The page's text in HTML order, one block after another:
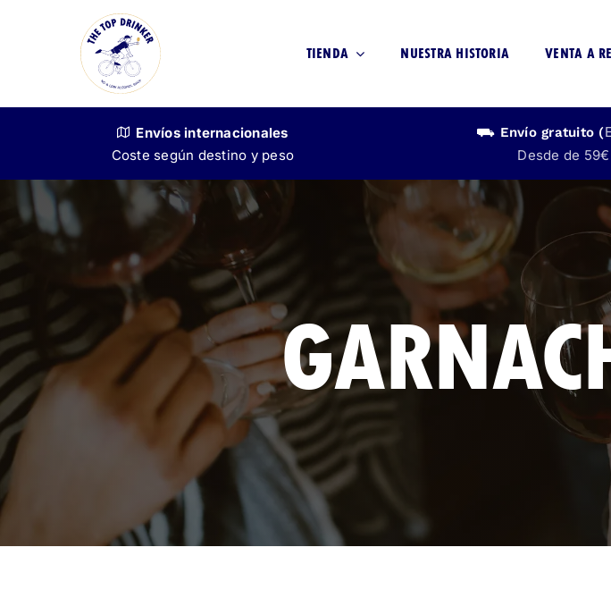
TIENDA
VINO
SIN ALCOHOL
CERVEZA
SIN ALCOHOL
NUESTRA HISTORIA VENTA A
Envíos internacionales
Coste según destino y peso
⛟ Envíogratuito (
Desde de